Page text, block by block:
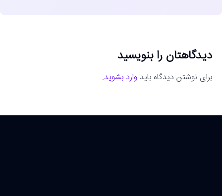
دیدگاهتان را بنویسید
برای نوشتن دیدگاه باید وارد بشوید.